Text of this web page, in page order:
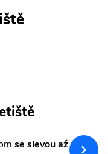
se slevou až